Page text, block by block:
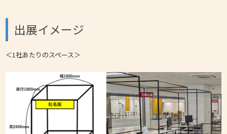
出展イメージ
＜1社あたりのスペース＞